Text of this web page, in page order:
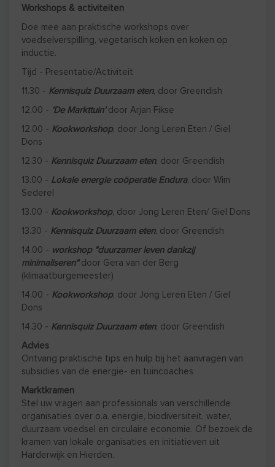
Workshops & activiteiten
Doe mee aan praktische workshops over
voedselverspilling, vegetarisch koken en koken op
inductie.
Tijd - Presentatie/Activiteit
11.30 - Kennisquiz Duurzaam eten, door Greendish
12.00 - ‘De Markttuin’door Arjan Fikse
12.00 - Kookworkshop, door Jong Leren Eten / Giel
Dons
12.30 - Kennisquiz Duurzaam eten, door Greendish
13.00 - Lokale energie coöperatie Endura, door Wim
Sederel
13.00 - Kookworkshop, door Jong Leren Eten/ Giel Dons
13.30 - Kennisquiz Duurzaam eten, door Greendish
14.00 - workshop "duurzamer leven dankzij
minimaliseren"door Gera van der Berg
(klimaatburgemeester)
14.00 - Kookworkshop, door Jong Leren Eten / Giel
Dons
14.30 - Kennisquiz Duurzaam eten, door Greendish
Advies
Ontvang praktische tips en hulp bij het aanvragen van
subsidies van de energie- en tuincoaches
Marktkramen
Stel uw vragen aan professionals van verschillende
organisaties over o.a. energie, biodiversiteit, water,
duurzaam voedsel en circulaire economie. Of bezoek de
kramen van lokale organisaties en initiatieven uit
Harderwijk en Hierden.